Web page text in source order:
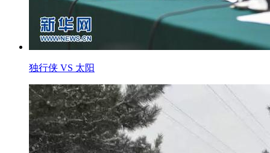
独行侠 VS 太阳